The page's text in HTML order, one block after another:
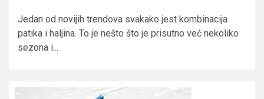
Jedan od novijih trendova svakako jest kombinacija
patika i haljina. To je nešto što je prisutno već nekoliko
sezona i...